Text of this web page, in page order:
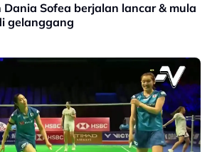
Dania Sofea berjalan lancar & mula
gelanggang